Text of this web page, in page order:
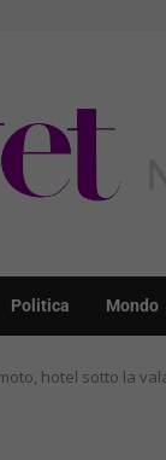
Politica Mondo
hotel sotto la